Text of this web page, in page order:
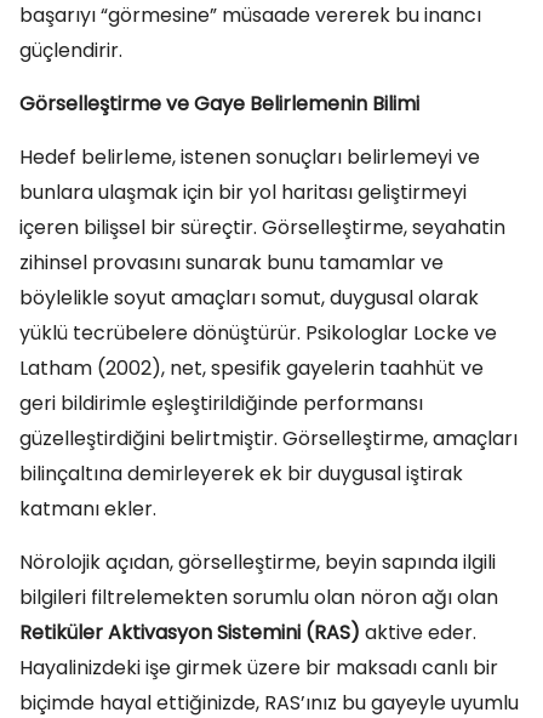
başarıyı “görmesine” müsaade vererek bu inancı
güçlendirir.
Görselleştirme ve Gaye Belirlemenin Bilimi
Hedef belirleme, istenen sonuçları belirlemeyi ve
bunlara ulaşmak için bir yol haritası geliştirmeyi
içeren bilişsel bir süreçtir. Görselleştirme, seyahatin
zihinsel provasını sunarak bunu tamamlar ve
böylelikle soyut amaçları somut, duygusal olarak
yüklü tecrübelere dönüştürür. Psikologlar Locke ve
Latham (2002), net, spesifik gayelerin taahhüt ve
geri bildirimle eşleştirildiğinde performansı
güzelleştirdiğini belirtmiştir. Görselleştirme, amaçları
bilinçaltına demirleyerek ek bir duygusal iştirak
katmanı ekler.
Nörolojik açıdan, görselleştirme, beyin sapında ilgili
bilgileri filtrelemekten sorumlu olan nöron ağı olan
Retiküler Aktivasyon Sistemini (RAS) aktive eder.
Hayalinizdeki işe girmek üzere bir maksadı canlı bir
biçimde hayal ettiğinizde, RAS’ınız bu gayeyle uyumlu